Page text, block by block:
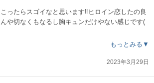
ったらスゴイなと思います‼︎ヒロイン恋したの良
や切なくもなるし胸キュンだけやない感じです(
もっとみる▼
2023年3月29日